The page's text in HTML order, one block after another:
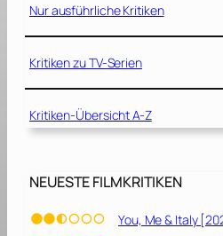
ü
g
t
n
n
c
t
Nur ausführliche Kritiken
Kritiken zu TV-Serien
Kritiken-Übersicht A-Z
NEUESTE FILMKRITIKEN
You, Me & Italy